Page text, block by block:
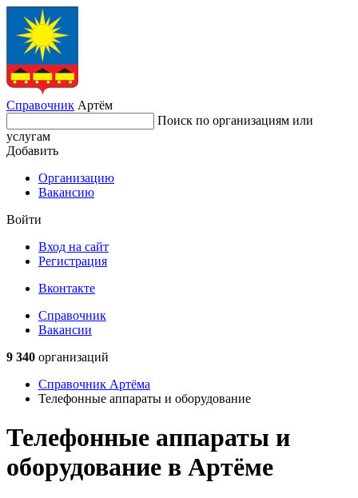
Справочник Артём
Поиск по организациям или
услугам
Добавить
Организацию
Вакансию
Войти
Вход на сайт
Регистрация
Вконтакте
Справочник
Вакансии
9 340 организаций
Справочник Артёма
Телефонные аппараты и оборудование
Телефонные аппараты и
оборудование в Артёме